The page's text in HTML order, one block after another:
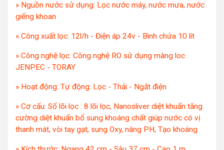
» Nguồn nước sử dụng: Lọc nước máy, nước mưa, nước
giếng khoan
» Công xuất lọc: 12l/h - Điện áp 24v - Bình chứa 10 lít
» Công nghệ lọc: Công nghệ RO sử dụng màng loc
JENPEC - TORAY
» Hoạt động: Tự động: Lọc - Thải - Ngắt điện
» Cơ cấu: Số lõi lọc : 8 lõi lọc, Nanosliver diệt khuẩn tăng
cường diệt khuẩn bổ sung khoáng chất giúp nước có vị
thanh mát, vòi tay gạt, sung Oxy, nâng PH, Tạo khoáng